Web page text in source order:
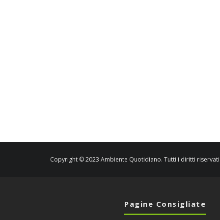
Copyright © 2023 Ambiente Quotidiano. Tutti i diritti riservati.
Pagine Consigliate